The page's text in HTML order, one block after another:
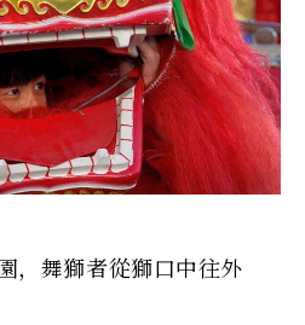
，舞獅者從獅口中往外